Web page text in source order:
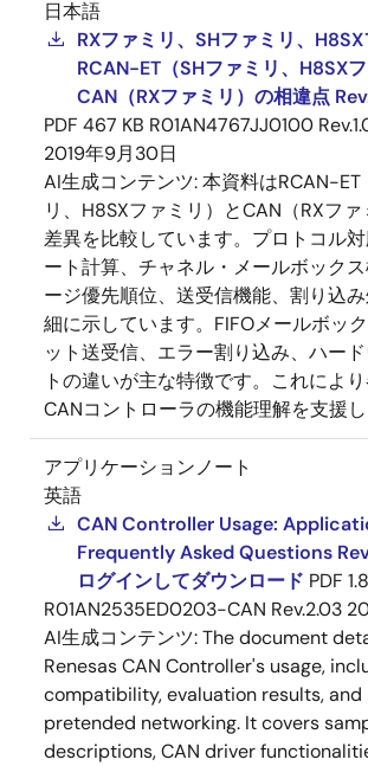
日本語
RXファミリ、SHファミリ、H8SX
RCAN-ET（SHファミリ、H8SX
CAN（RXファミリ）の相違点
PDF 467 KB R01AN4767JJ0100
2019年9月30日
AI生成コンテンツ:本資料はRCAN-ET
リ、H8SXファミリ）とCAN（RXフ
差異を比較しています。プロトコル
ート計算、チャネル・メールボック
ージ優先順位、送受信機能、割り込
細に示しています。FIFOメールボッ
ット送受信、エラー割り込み、ハー
トの違いが主な特徴です。これによ
CANコントローラの機能理解を支援し
アプリケーションノート
英語
CAN Controller Usage:
Frequently Asked Questions
ログインしてダウンロード PDF
R01AN2535ED0203-CAN Rev.2.03
AI生成コンテンツ:The document
Renesas CAN Controller's usage,
compatibility, evaluation results,
pretended networking. It covers
descriptions, CAN driver